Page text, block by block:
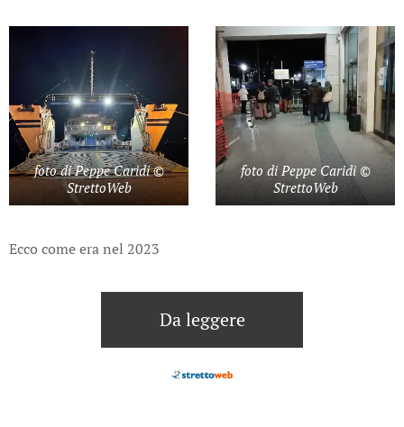
foto di Peppe Caridi ©
StrettoWeb
foto di Peppe Caridi ©
StrettoWeb
Ecco come era nel 2023
Da leggere